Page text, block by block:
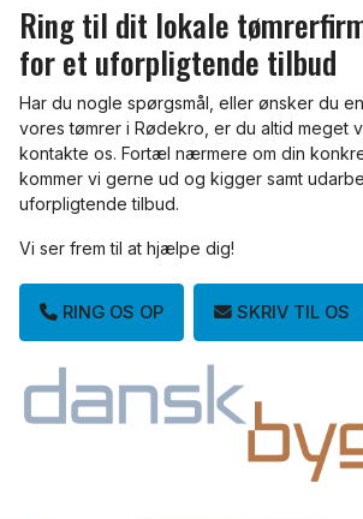
Ring til dit lokale
for et uforpligtende tilbud
Har du nogle spørgsmål, eller ønsker du
vores tømrer i Rødekro, er du altid meget
kontakte os. Fortæl nærmere om din
kommer vi gerne ud og kigger samt
uforpligtende tilbud.
Vi ser frem til at hjælpe dig!
RING OS OP SKRIV TIL OS